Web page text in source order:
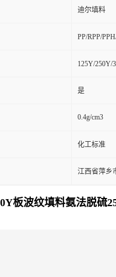
迪尔填料
PP/RPP/
125Y/250Y/
是
0.4g/cm3
化工标准
江西省萍乡
板波纹填料氨法脱硫